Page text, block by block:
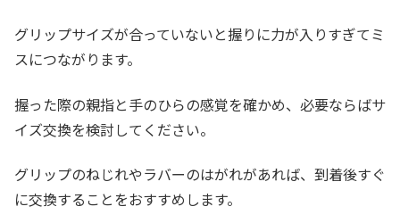
グリップサイズが合っていないと握りに力が入りすぎてミ
スにつながります。
握った際の親指と手のひらの感覚を確かめ、必要ならばサ
イズ交換を検討してください。
グリップのねじれやラバーのはがれがあれば、到着後すぐ
に交換することをおすすめします。